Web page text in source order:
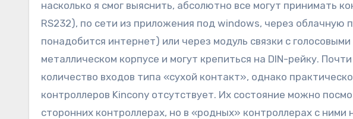
насколько я смог выяснить, абсолютно все могут принимать
RS232), по сети из приложения под windows, через облачную
понадобится интернет) или через модуль связки с
металлическом корпусе и могут крепиться на DIN-рейку.
количество входов типа «сухой контакт», однако
контроллеров Kincony отсутствует. Их состояние можно
сторонних контроллерах, но в «родных» контроллерах с ними